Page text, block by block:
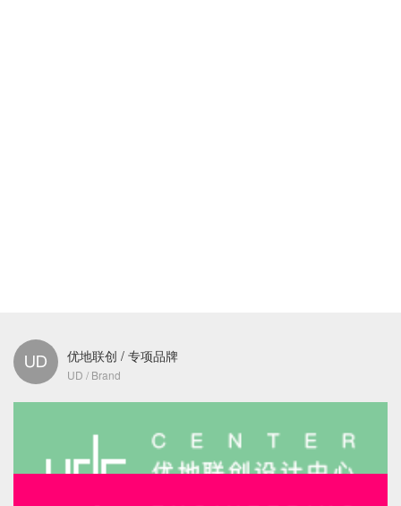
优地联创 / 专项品牌
UD / Brand